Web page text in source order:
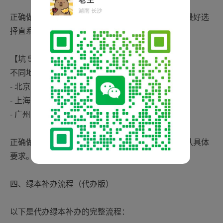
正确做法：代办前确认代办人身份证在有效期内，最好选
择直系亲属代办。
【坑 5】异地代办，政策不统一
不同地区车管所对代办的要求可能不同。比如：
- 北京：必须公证委托书 + 车主手持身份证视频
- 上海：可接受电子委托（通过"随申办"APP）
- 广州：代办人需现场录像确认委托意愿
正确做法：代办前先拨打当地车管所电话咨询，确认具体
要求。
四、绿本补办流程（代办版）
以下是代办绿本补办的完整流程：